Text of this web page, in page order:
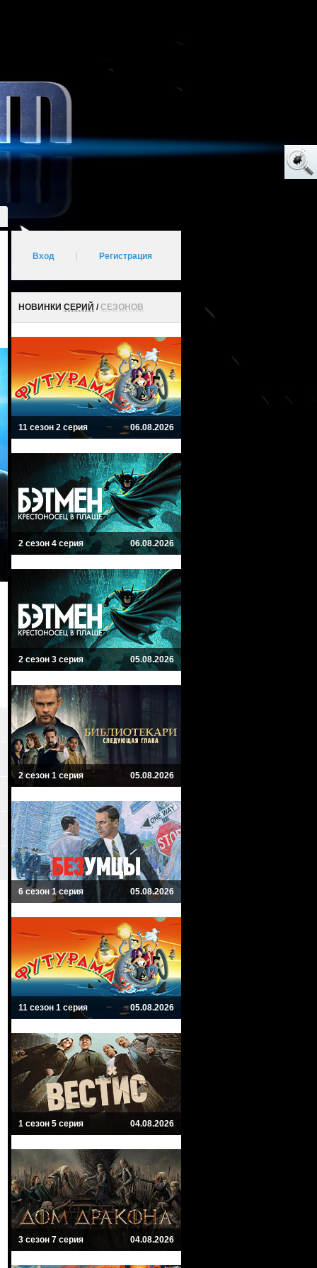
Вход Регистрация
НОВИНКИ СЕРИЙ /СЕЗОНОВ
11 сезон 2 серия 06.08.2026
2 сезон 4 серия 06.08.2026
2 сезон 3 серия 05.08.2026
2 сезон 1 серия 05.08.2026
6 сезон 1 серия 05.08.2026
11 сезон 1 серия 05.08.2026
1 сезон 5 серия 04.08.2026
3 сезон 7 серия 04.08.2026